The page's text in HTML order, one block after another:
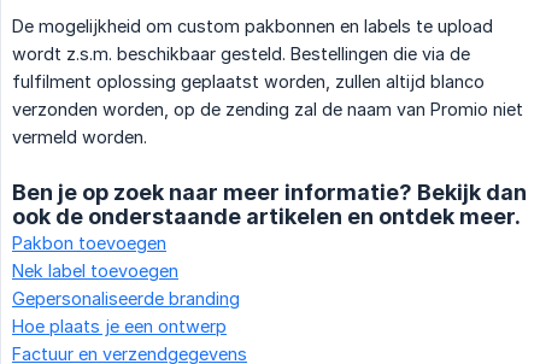
De mogelijkheid om custom pakbonnen en labels te upload
wordt z.s.m. beschikbaar gesteld. Bestellingen die via de
fulfilment oplossing geplaatst worden, zullen altijd blanco
verzonden worden, op de zending zal de naam van Promio niet
vermeld worden.
Ben je op zoek naar meer informatie? Bekijk dan
ook de onderstaande artikelen en ontdek meer.
Pakbon toevoegen
Nek label toevoegen
Gepersonaliseerde branding
Hoe plaats je een ontwerp
Factuur en verzendgegevens